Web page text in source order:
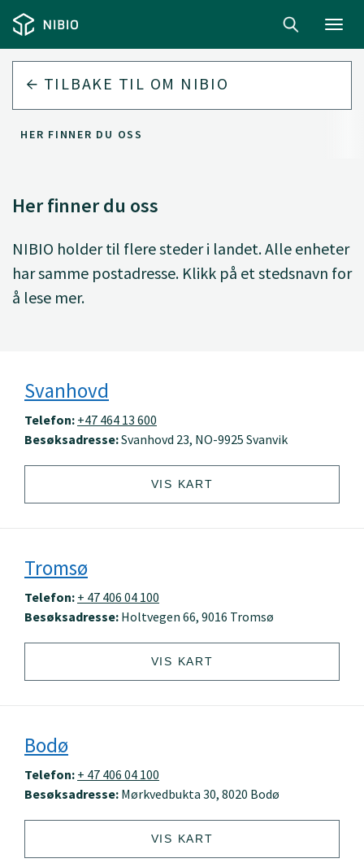
TILBAKE TIL OM NIBIO
HER FINNER DU OSS
Her finner du oss
NIBIO holder til flere steder i landet. Alle enheter
har samme postadresse. Klikk på et stedsnavn for
å lese mer.
Svanhovd
Telefon: +47 464 13 600
Besøksadresse:Svanhovd 23, NO-9925 Svanvik
VIS KART
Tromsø
Telefon: + 47 406 04 100
Besøksadresse: Holtvegen 66, 9016 Tromsø
VIS KART
Bodø
Telefon: + 47 406 04 100
Besøksadresse: Mørkvedbukta 30, 8020 Bodø
VIS KART